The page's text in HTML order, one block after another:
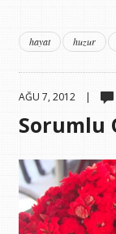
hayat huzur
AĞU 7, 2012 |
Sorumlu